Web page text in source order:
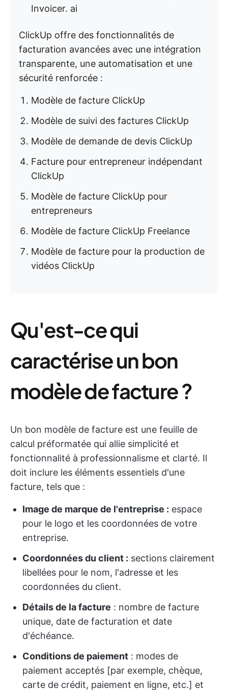
Invoicer. ai
ClickUp offre des fonctionnalités de
facturation avancées avec une intégration
transparente, une automatisation et une
sécurité renforcée :
Modèle de facture ClickUp
Modèle de suivi des factures ClickUp
Modèle de demande de devis ClickUp
Facture pour entrepreneur indépendant
ClickUp
Modèle de facture ClickUp pour
entrepreneurs
Modèle de facture ClickUp Freelance
Modèle de facture pour la production de
vidéos ClickUp
Qu'est-ce qui
caractérise un bon
modèle de facture ?
Un bon modèle de facture est une feuille de
calcul préformatée qui allie simplicité et
fonctionnalité à professionnalisme et clarté. Il
doit inclure les éléments essentiels d'une
facture, tels que :
Image de marque de l'entreprise : espace
pour le logo et les coordonnées de votre
entreprise.
Coordonnées du client : sections clairement
libellées pour le nom, l'adresse et les
coordonnées du client.
Détails de la facture : nombre de facture
unique, date de facturation et date
d'échéance.
Conditions de paiement : modes de
paiement acceptés [par exemple, chèque,
carte de crédit, paiement en ligne, etc.] et